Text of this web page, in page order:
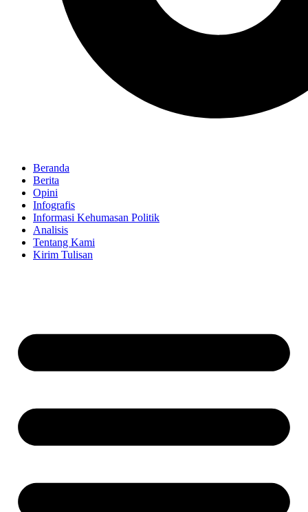
Beranda
Berita
Opini
Infografis
Informasi Kehumasan Politik
Analisis
Tentang Kami
Kirim Tulisan